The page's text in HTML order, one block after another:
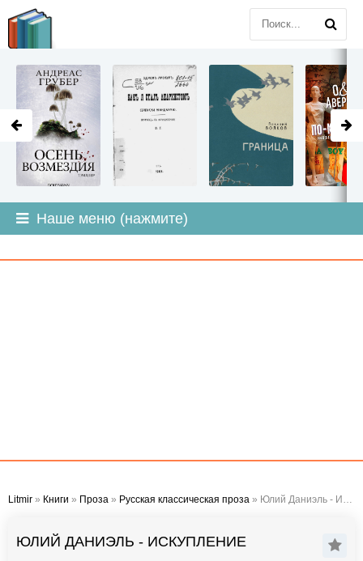
Наше меню (нажмите)
Litmir » Книги » Проза » Русская классическая проза » Юлий Даниэль - Искупление
ЮЛИЙ ДАНИЭЛЬ - ИСКУПЛЕНИЕ
LITMIR.ORG